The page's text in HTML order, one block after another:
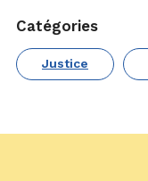
Catégories
Justice